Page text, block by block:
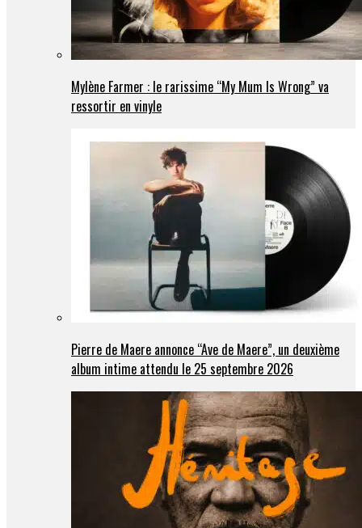
Mylène Farmer : le rarissime “My Mum Is Wrong” va
ressortir en vinyle
Pierre de Maere annonce “Ave de Maere”, un deuxième
album intime attendu le 25 septembre 2026